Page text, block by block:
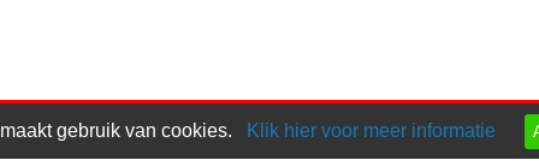
gebruik van cookies. Klik hier voor meer informatie